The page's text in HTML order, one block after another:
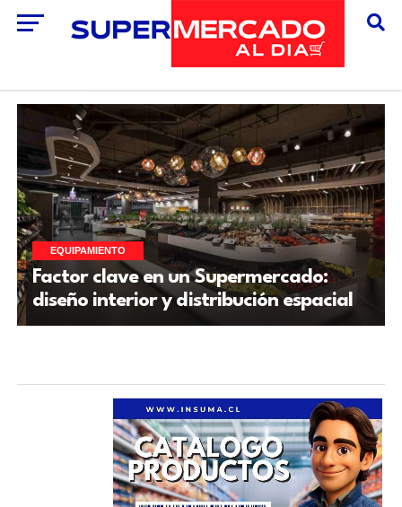
EQUIPAMIENTO
Factor clave en un Supermercado:
diseño interior y distribución espacial